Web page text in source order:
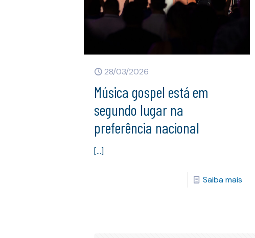
28/03/2026
Música gospel está em
segundo lugar na
preferência nacional
[…]
Saiba mais